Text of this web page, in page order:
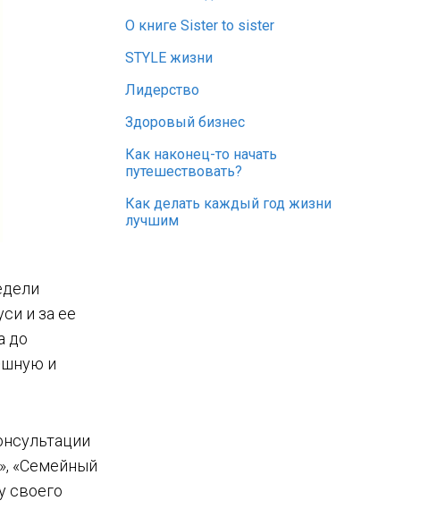
О книге Sister to sister
STYLE жизни
Лидерство
Здоровый бизнес
Как наконец-то начать
путешествовать?
Как делать каждый год жизни
лучшим
и за ее
до
и
«Семейный
своего